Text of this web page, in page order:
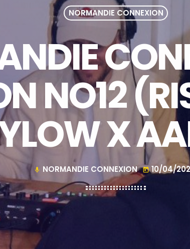
NORMANDIE CONNEXION
NO12
X
mic NORMANDIE CONNEXION today 10/04/